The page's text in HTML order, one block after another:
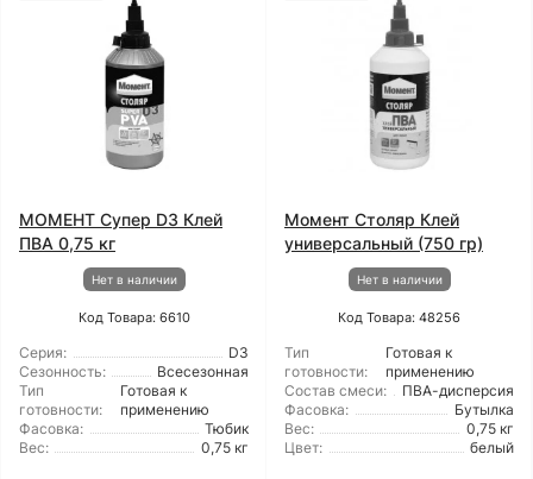
МОМЕНТ Супер D3 Клей
ПВА 0,75 кг
Нет в наличии
Код Товара: 6610
Серия:
D3
Сезонность:
Всесезонная
Тип
готовности:
Готовая к
применению
Фасовка:
Тюбик
Вес:
0,75 кг
Момент Столяр Клей
универсальный (750 гр)
Нет в наличии
Код Товара: 48256
Тип
готовности:
Готовая к
применению
Состав смеси:
ПВА-дисперсия
Фасовка:
Бутылка
Вес:
0,75 кг
Цвет:
белый